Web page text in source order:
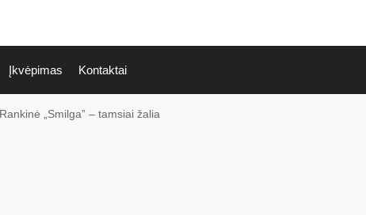
Įkvėpimas Kontaktai
Rankinė „Smilga” – tamsiai žalia